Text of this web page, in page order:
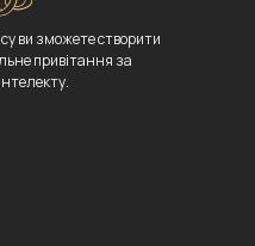
ви зможете створити
привітання за